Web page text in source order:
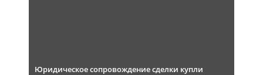
Юридическое сопровождение сделки купли